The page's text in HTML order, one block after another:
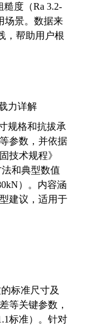
度（Ra 3.2-
场景。数据来
，帮助用户根
力详解
规格和抗拔承
参数，并依据
技术规程》
和典型数值
）。内容涵
建议，适用于
标准尺寸及
等关键参数，
标准）。针对